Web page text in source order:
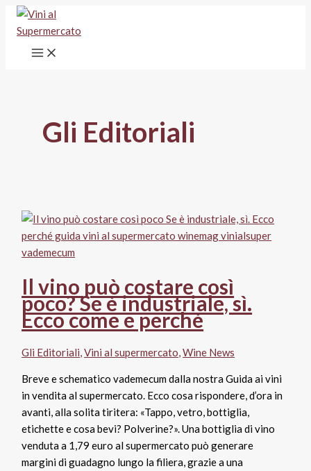
Vai
contenuto
Gli Editoriali
Il vino può costare così
poco? Se è industriale, sì.
Ecco come e perché
Gli Editoriali,Vini al supermercato,Wine News
Breve e schematico vademecum dalla nostra Guida ai vini
in vendita al supermercato. Ecco cosa rispondere, d’ora in
avanti, alla solita tiritera: «Tappo, vetro, bottiglia,
etichette e cosa bevi? Polverine?». Una bottiglia di vino
venduta a 1,79 euro al supermercato può generare
margini di guadagno lungo la filiera, grazie a una